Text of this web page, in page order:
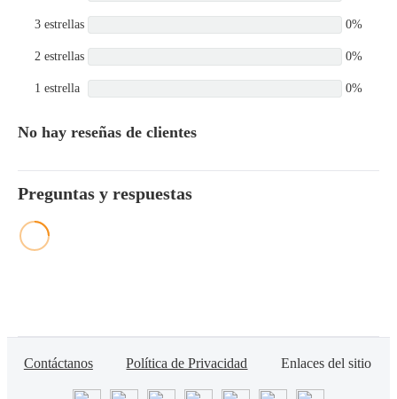
3 estrellas 0%
2 estrellas 0%
1 estrella 0%
No hay reseñas de clientes
Preguntas y respuestas
Contáctanos Política de Privacidad Enlaces del sitio